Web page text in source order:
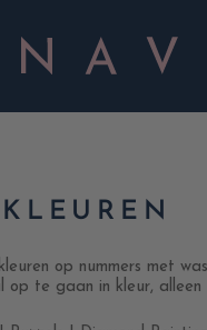
op nummers met
op te gaan in kleur,